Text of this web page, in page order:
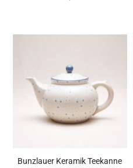
Bunzlauer Keramik Teekanne